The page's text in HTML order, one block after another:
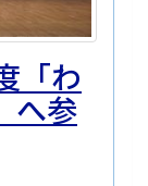
「わ
へ参